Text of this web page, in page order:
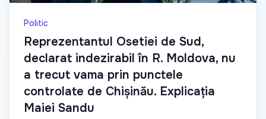
Politic
Reprezentantul Osetiei de Sud,
declarat indezirabil în R. Moldova, nu
a trecut vama prin punctele
controlate de Chișinău. Explicația
Maiei Sandu